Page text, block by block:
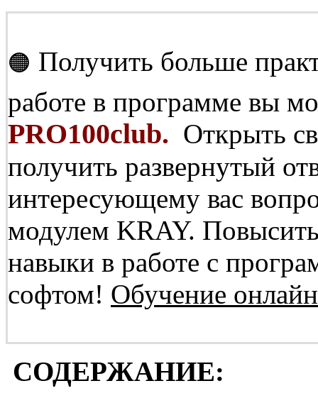
🟠 Получить больше
работе в программе вы
PRO100club. Открыть
получить развернутый
интересующему вас
модулем KRAY.
навыки в работе с
софтом! Обучение
СОДЕРЖАНИЕ: